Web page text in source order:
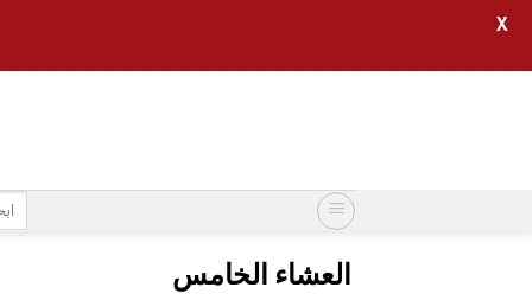
البحث
عن:
X